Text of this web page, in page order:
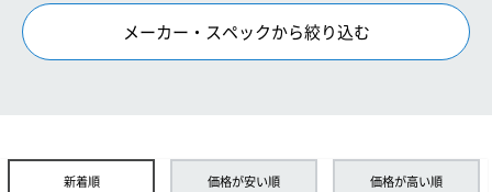
メーカー・スペックから絞り込む
新着順 価格が安い順 価格が高い順